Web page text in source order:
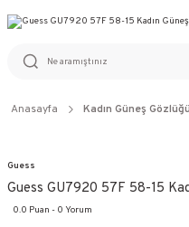
%100
Anasayfa Kadın Güneş Gözlüğü
Guess
Guess GU7920 57F 58-15
0.0 Puan - 0 Yorum